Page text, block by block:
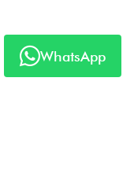
WhatsApp